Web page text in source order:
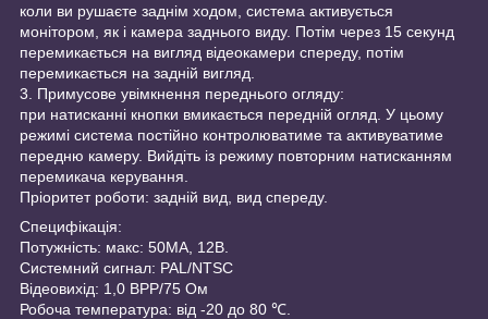
коли ви рушаєте заднім ходом, система активується
монітором, як і камера заднього виду. Потім через 15 секунд
перемикається на вигляд відеокамери спереду, потім
перемикається на задній вигляд.
3. Примусове увімкнення переднього огляду:
при натисканні кнопки вмикається передній огляд. У цьому
режимі система постійно контролюватиме та активуватиме
передню камеру. Вийдіть із режиму повторним натисканням
перемикача керування.
Пріоритет роботи: задній вид, вид спереду.
Специфікація:
Потужність: макс: 50МА, 12В.
Системний сигнал: PAL/NTSC
Відеовихід: 1,0 ВPP/75 Ом
Робоча температура: від -20 до 80 ℃.